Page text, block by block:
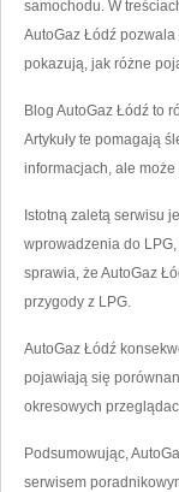
samochodu. W
AutoGaz Łódź
pokazują, jak różne
Blog AutoGaz Łódź to
Artykuły te pomagają
informacjach, ale
Istotną zaletą serwisu
wprowadzenia do
sprawia, że AutoGaz
przygody z LPG.
AutoGaz Łódź
pojawiają się
okresowych
Podsumowując,
serwisem